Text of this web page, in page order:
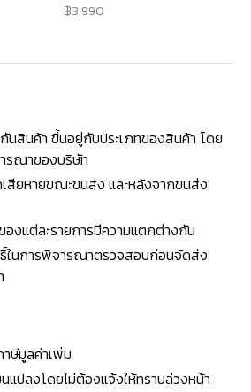
3,990
นสินค้า ขึ้นอยู่กับประเภทของสินค้า โดย
รณาของบริษัท
สียหายขณะขนส่ง และหลังจากขนส่ง
องแต่ละรายการมีความแตกต่างกัน
ในการพิจารณาตรวจสอบก่อนจัดส่ง
ษีมูลค่าเพิ่ม
แปลงโดยไม่ต้องแจ้งให้ทราบล่วงหน้า